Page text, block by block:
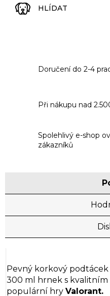
HLÍDAT
Doručení do 2-4
Při nákupu nad
Spolehlivý e-shop
zákazníků
Pevný korkový
300 ml hrnek s
populární hry Valorant.